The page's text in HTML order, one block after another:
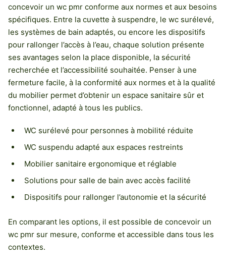
concevoir un wc pmr conforme aux normes et aux besoins
spécifiques. Entre la cuvette à suspendre, le wc surélevé,
les systèmes de bain adaptés, ou encore les dispositifs
pour rallonger l’accès à l’eau, chaque solution présente
ses avantages selon la place disponible, la sécurité
recherchée et l’accessibilité souhaitée. Penser à une
fermeture facile, à la conformité aux normes et à la qualité
du mobilier permet d’obtenir un espace sanitaire sûr et
fonctionnel, adapté à tous les publics.
WC surélevé pour personnes à mobilité réduite
WC suspendu adapté aux espaces restreints
Mobilier sanitaire ergonomique et réglable
Solutions pour salle de bain avec accès facilité
Dispositifs pour rallonger l’autonomie et la sécurité
En comparant les options, il est possible de concevoir un
wc pmr sur mesure, conforme et accessible dans tous les
contextes.